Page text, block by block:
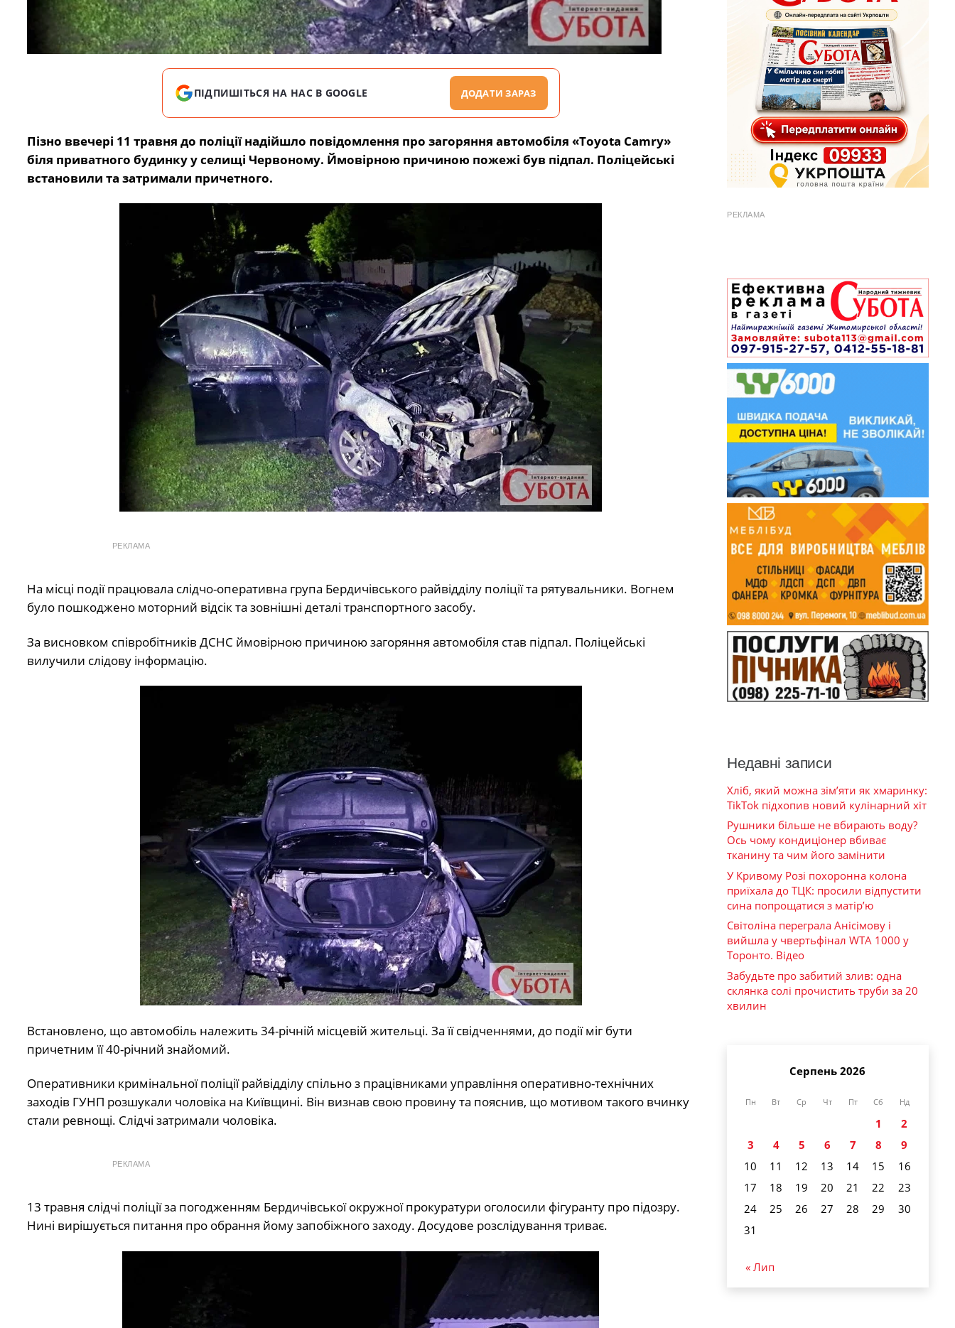
ПІДПИШІТЬСЯ НА НАС В GOOGLE ДОДАТИ ЗАРАЗ
Пізно ввечері 11 травня до поліції надійшло повідомлення про загоряння автомобіля «Toyota Camry»
біля приватного будинку у селищі Червоному. Ймовірною причиною пожежі був підпал. Поліцейські
встановили та затримали причетного.
РЕКЛАМА
На місці події працювала слідчо-оперативна група Бердичівського райвідділу поліції та рятувальники. Вогнем
було пошкоджено моторний відсік та зовнішні деталі транспортного засобу.
За висновком співробітників ДСНС ймовірною причиною загоряння автомобіля став підпал. Поліцейські
вилучили слідову інформацію.
Встановлено, що автомобіль належить 34-річній місцевій жительці. За її свідченнями, до події міг бути
причетним її 40-річний знайомий.
Оперативники кримінальної поліції райвідділу спільно з працівниками управління оперативно-технічних
заходів ГУНП розшукали чоловіка на Київщині. Він визнав свою провину та пояснив, що мотивом такого вчинку
стали ревнощі. Слідчі затримали чоловіка.
РЕКЛАМА
13 травня слідчі поліції за погодженням Бердичівської окружної прокуратури оголосили фігуранту про підозру.
Нині вирішується питання про обрання йому запобіжного заходу. Досудове розслідування триває.
РЕКЛАМА
Недавні записи
Хліб, який можна зім’яти як хмаринку:
TikTok підхопив новий кулінарний хіт
Рушники більше не вбирають воду?
Ось чому кондиціонер вбиває
тканину та чим його замінити
У Кривому Розі похоронна колона
приїхала до ТЦК: просили відпустити
сина попрощатися з матір’ю
Світоліна переграла Анісімову і
вийшла у чвертьфінал WTA 1000 у
Торонто. Відео
Забудьте про забитий злив: одна
склянка солі прочистить труби за 20
хвилин
Серпень 2026
Пн Вт Ср Чт Пт Сб Нд
1
2
3
4 5 6 7 8
9
10
11 12 13 14 15
16
17
18 19 20 21 22
23
24
25 26 27 28 29
30
31
« Лип